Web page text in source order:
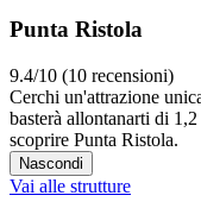
Punta Ristola
9.4/10 (10 recensioni)
Cerchi un'attrazione
basterà allontanarti di
scoprire Punta Ristola.
Nascondi
Vai alle strutture